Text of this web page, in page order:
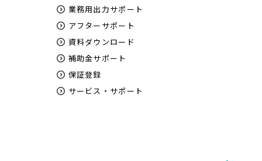
業務用出力サポート
アフターサポート
資料ダウンロード
補助金サポート
保証登録
サービス・サポート